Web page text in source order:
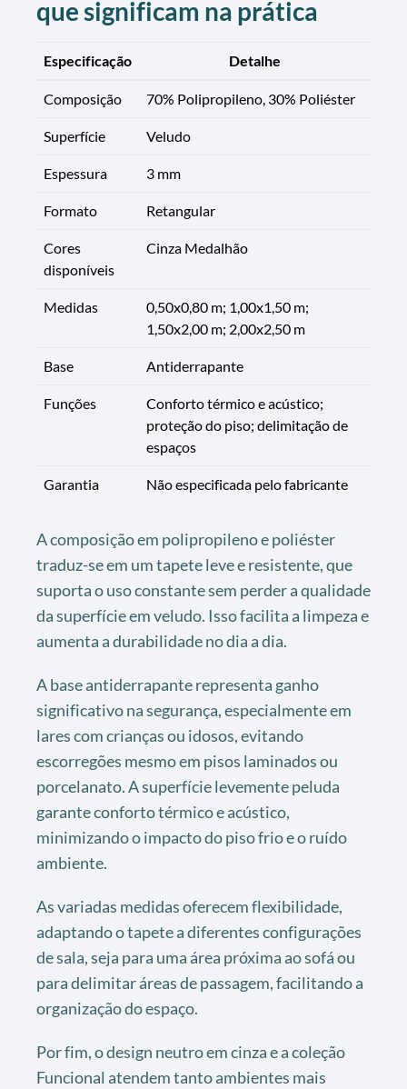
que significam na prática
Especificação Detalhe
Composição 70% Polipropileno, 30% Poliéster
Superfície Veludo
Espessura 3 mm
Formato Retangular
Cores
disponíveis
Cinza Medalhão
Medidas
0,50x0,80 m; 1,00x1,50 m;
1,50x2,00 m; 2,00x2,50 m
Base Antiderrapante
Funções
Conforto térmico e acústico;
proteção do piso; delimitação de
espaços
Garantia Não especificada pelo fabricante
A composição em polipropileno e poliéster
traduz-se em um tapete leve e resistente, que
suporta o uso constante sem perder a qualidade
da superfície em veludo. Isso facilita a limpeza e
aumenta a durabilidade no dia a dia.
A base antiderrapante representa ganho
significativo na segurança, especialmente em
lares com crianças ou idosos, evitando
escorregões mesmo em pisos laminados ou
porcelanato. A superfície levemente peluda
garante conforto térmico e acústico,
minimizando o impacto do piso frio e o ruído
ambiente.
As variadas medidas oferecem flexibilidade,
adaptando o tapete a diferentes configurações
de sala, seja para uma área próxima ao sofá ou
para delimitar áreas de passagem, facilitando a
organização do espaço.
Por fim, o design neutro em cinza e a coleção
Funcional atendem tanto ambientes mais